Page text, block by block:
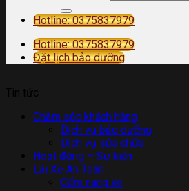
Hotline: 0375837979
Hotline: 0375837979
Đặt lịch bảo dưỡng
Chăm sóc khách hàng
Dịch vụ bảo dưỡng
Dịch vụ sửa chữa
Hoạt động – Sự kiện
Lái Xe An Toàn
Cẩm nang xe